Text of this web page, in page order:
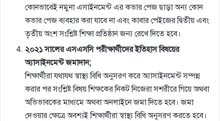
কোনভাবেই নমুনা এসাইনমেন্ট এর কভার পেজ ছাড়া অন্য কোন
কভার পেজ ব্যবহার করা যাবে না এবং কাবার পেইজের দ্বিতীয় এবং
তৃতীয় অংশ সংশ্লিষ্ট শিক্ষা প্রতিষ্ঠান জন্য রেখে দিতে হবে।
২০২১ সালের এসএসসি পরীক্ষার্থীদের ইতিহাস বিষয়ের
অ্যাসাইনমেন্ট জমাদান;
শিক্ষার্থীরা যথাযথ স্বাস্থ্য বিধি অনুসরণ করে অ্যাসাইনমেন্ট সম্পন্ন
করার পর সংশ্লিষ্ট বিষয় শিক্ষকের নিকট নিজেরা সশরীরে গিয়ে অথবা
অভিভাবকের মাধ্যমে অথবা অনলাইনে জমা দিতে হবে। জমা
দেওয়ার ক্ষেত্রে অবশ্যই শিক্ষার্থীরা স্বাস্থ্য বিধি অনুসরণ করতে হবে।